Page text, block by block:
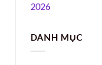
2026
DANH MỤC